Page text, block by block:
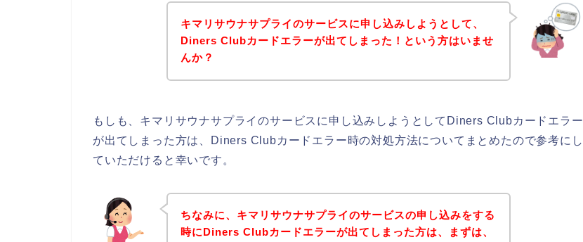
キマリサウナサプライのサービスに申し込みしようとして、
Diners Clubカードエラーが出てしまった！という方はいませ
んか？
もしも、キマリサウナサプライのサービスに申し込みしようとしてDiners Clubカードエラー
が出てしまった方は、Diners Clubカードエラー時の対処方法についてまとめたので参考にし
ていただけると幸いです。
ちなみに、キマリサウナサプライのサービスの申し込みをする
時にDiners Clubカードエラーが出てしまった方は、まずは、